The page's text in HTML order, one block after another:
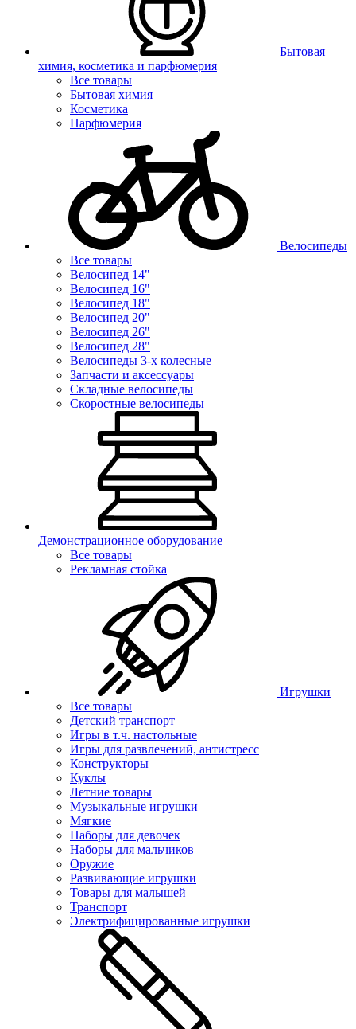
Бытовая
химия, косметика и парфюмерия
Все товары
Бытовая химия
Косметика
Парфюмерия
Велосипеды
Все товары
Велосипед 14"
Велосипед 16"
Велосипед 18"
Велосипед 20"
Велосипед 26"
Велосипед 28"
Велосипеды 3-х колесные
Запчасти и аксессуары
Складные велосипеды
Скоростные велосипеды
Демонстрационное оборудование
Все товары
Рекламная стойка
Игрушки
Все товары
Детский транспорт
Игры в т.ч. настольные
Игры для развлечений, антистресс
Конструкторы
Куклы
Летние товары
Музыкальные игрушки
Мягкие
Наборы для девочек
Наборы для мальчиков
Оружие
Развивающие игрушки
Товары для малышей
Транспорт
Электрифицированные игрушки